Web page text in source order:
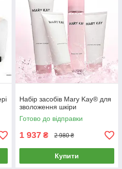
Набір засобів Mary Kay® для
зволоження шкіри
Готово до відправки
1 937 ₴ 2 980 ₴
Купити